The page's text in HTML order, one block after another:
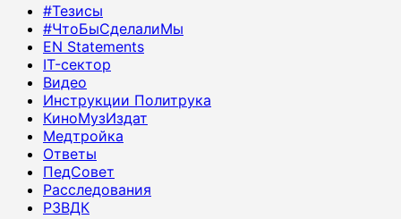
#Тезисы
#ЧтоБыСделалиМы
EN Statements
IT-сектор
Видео
Инструкции Политрука
КиноМузИздат
Медтройка
Ответы
ПедСовет
Расследования
РЗВДК